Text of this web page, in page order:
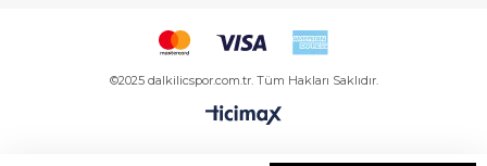
©2025 dalkilicspor.com.tr. Tüm Hakları Saklıdır.